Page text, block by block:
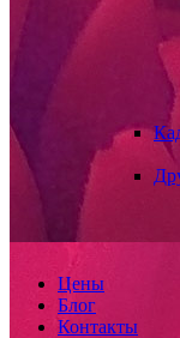
Цены
Блог
Контакты